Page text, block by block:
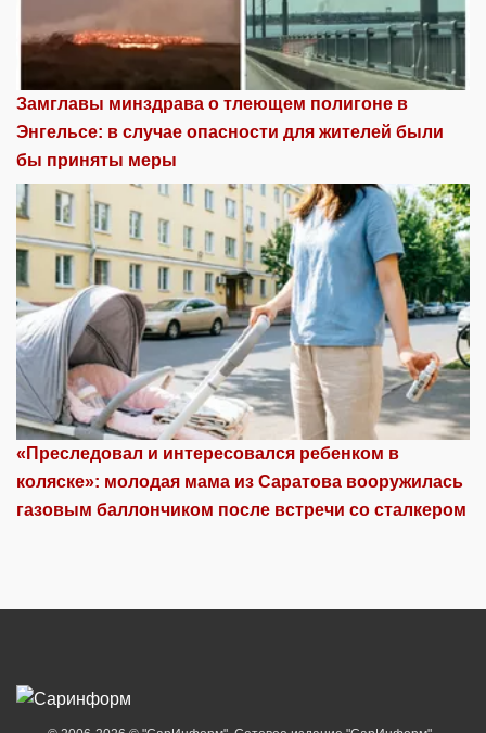
Замглавы минздрава о тлеющем полигоне в
Энгельсе: в случае опасности для жителей были
бы приняты меры
«Преследовал и интересовался ребенком в
коляске»: молодая мама из Саратова вооружилась
газовым баллончиком после встречи со сталкером